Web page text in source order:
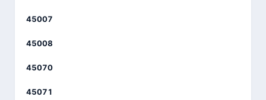
45007
45008
45070
45071